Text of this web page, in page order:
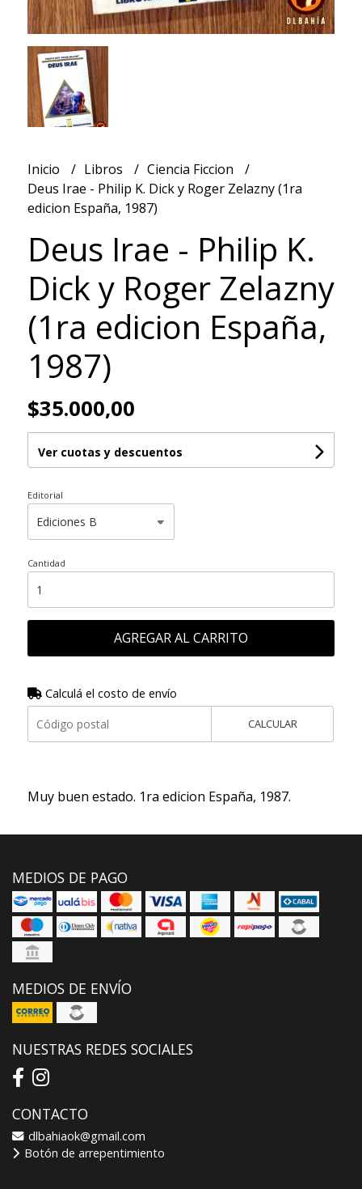
Inicio Libros
Ciencia Ficcion
Deus Irae - Philip K. Dick y Roger Zelazny (1ra
edicion España, 1987)
Deus Irae - Philip K.
Dick y Roger Zelazny
(1ra edicion España,
1987)
$35.000,00
Ver cuotas y descuentos
Editorial
Cantidad
AGREGAR AL CARRITO
Calculá el costo de envío
CALCULAR
Muy buen estado. 1ra edicion España, 1987.
MEDIOS DE PAGO
MEDIOS DE ENVÍO
NUESTRAS REDES SOCIALES
CONTACTO
dlbahiaok@gmail.com
Botón de arrepentimiento